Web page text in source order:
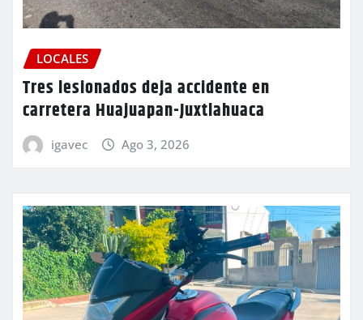
LOCALES
Tres lesionados deja accidente en
carretera Huajuapan-Juxtlahuaca
igavec Ago 3, 2026